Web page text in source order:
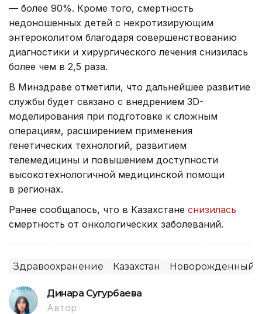
— более 90%. Кроме того, смертность
недоношенных детей с некротизирующим
энтероколитом благодаря совершенствованию
диагностики и хирургического лечения снизилась
более чем в 2,5 раза.
В Минздраве отметили, что дальнейшее развитие
службы будет связано с внедрением 3D-
моделирования при подготовке к сложным
операциям, расширением применения
генетических технологий, развитием
телемедицины и повышением доступности
высокотехнологичной медицинской помощи
в регионах.
Ранее сообщалось, что в Казахстане снизилась
смертность от онкологических заболеваний.
Здравоохранение Казахстан Новорожденный
Динара Сугурбаева
Автор